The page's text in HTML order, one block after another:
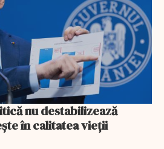
nu destabilizează
în calitatea vieții